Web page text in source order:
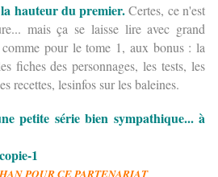
hauteur du premier.Certes, ce n'est
mais ça se laisse lire avec grand
pour le tome 1, aux bonus : la
fiches des personnages, les tests, les
recettes, lesinfos sur les baleines.
petite série bien sympathique... à
POUR CE PARTENARIAT